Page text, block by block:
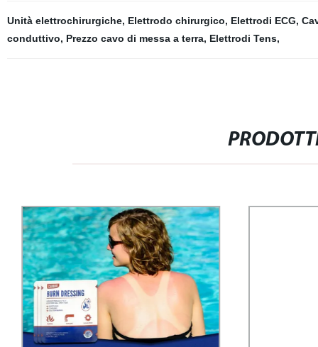
Unità elettrochirurgiche, Elettrodo chirurgico, Elettrodi ECG,
conduttivo, Prezzo cavo di messa a terra, Elettrodi Tens,